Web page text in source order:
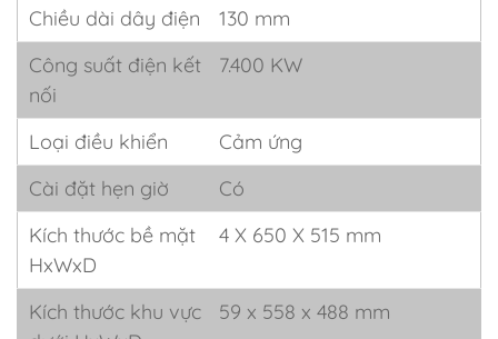
Chiều dài dây điện
130 mm
Công suất điện kết
nối
7.400 KW
Loại điều khiển
Cảm ứng
Cài đặt hẹn giờ
Có
Kích thước bề mặt
HxWxD
4 X 650 X 515 mm
Kích thước khu vực
59 x 558 x 488 mm